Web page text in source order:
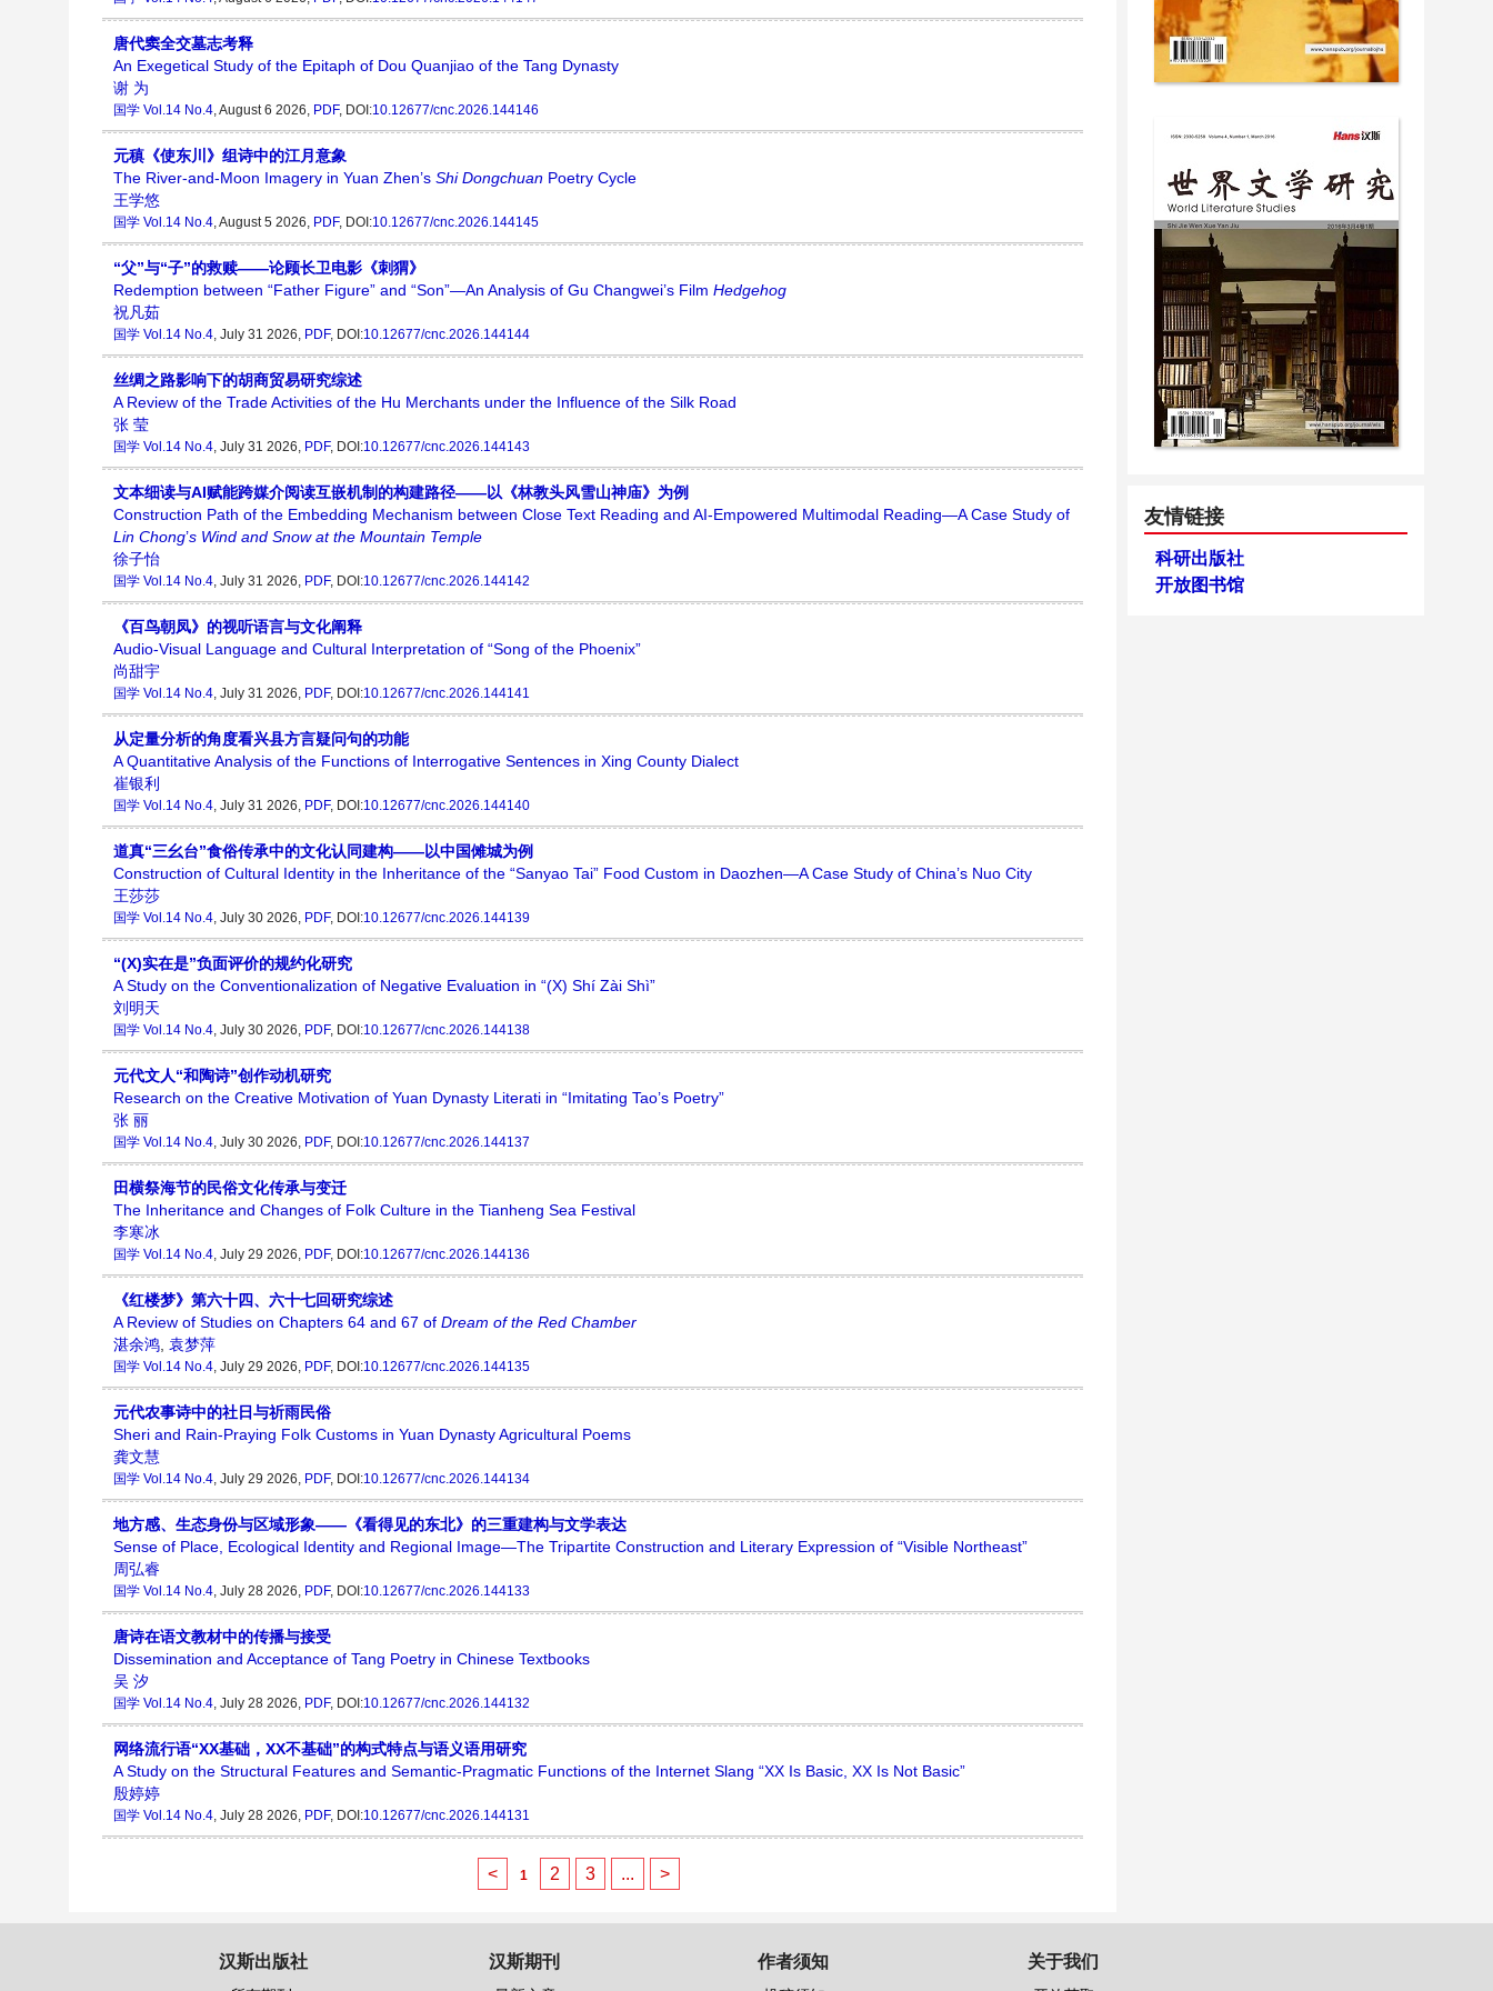
唐代窦全交墓志考释
An Exegetical Study of the Epitaph of Dou Quanjiao of the Tang Dynasty
谢 为
国学 Vol.14 No.4, August 6 2026, PDF, DOI:10.12677/cnc.2026.144146
元稹《使东川》组诗中的江月意象
The River-and-Moon Imagery in Yuan Zhen’s Shi Dongchuan Poetry Cycle
王学悠
国学 Vol.14 No.4, August 5 2026, PDF, DOI:10.12677/cnc.2026.144145
“父”与“子”的救赎——论顾长卫电影《刺猬》
Redemption between “Father Figure” and “Son”—An Analysis of Gu Changwei’s Film Hedgehog
祝凡茹
国学 Vol.14 No.4, July 31 2026, PDF, DOI:10.12677/cnc.2026.144144
丝绸之路影响下的胡商贸易研究综述
A Review of the Trade Activities of the Hu Merchants under the Influence of the Silk Road
张 莹
国学 Vol.14 No.4, July 31 2026, PDF, DOI:10.12677/cnc.2026.144143
文本细读与AI赋能跨媒介阅读互嵌机制的构建路径——以《林教头风雪山神庙》为例
Construction Path of the Embedding Mechanism between Close Text Reading and AI-Empowered Multimodal Reading—A Case Study of
Lin Chong’s Wind and Snow at the Mountain Temple
徐子怡
国学 Vol.14 No.4, July 31 2026, PDF, DOI:10.12677/cnc.2026.144142
《百鸟朝凤》的视听语言与文化阐释
Audio-Visual Language and Cultural Interpretation of “Song of the Phoenix”
尚甜宇
国学 Vol.14 No.4, July 31 2026, PDF, DOI:10.12677/cnc.2026.144141
从定量分析的角度看兴县方言疑问句的功能
A Quantitative Analysis of the Functions of Interrogative Sentences in Xing County Dialect
崔银利
国学 Vol.14 No.4, July 31 2026, PDF, DOI:10.12677/cnc.2026.144140
道真“三幺台”食俗传承中的文化认同建构——以中国傩城为例
Construction of Cultural Identity in the Inheritance of the “Sanyao Tai” Food Custom in Daozhen—A Case Study of China’s Nuo City
王莎莎
国学 Vol.14 No.4, July 30 2026, PDF, DOI:10.12677/cnc.2026.144139
“(X)实在是”负面评价的规约化研究
A Study on the Conventionalization of Negative Evaluation in “(X) Shí Zài Shì”
刘明天
国学 Vol.14 No.4, July 30 2026, PDF, DOI:10.12677/cnc.2026.144138
元代文人“和陶诗”创作动机研究
Research on the Creative Motivation of Yuan Dynasty Literati in “Imitating Tao’s Poetry”
张 丽
国学 Vol.14 No.4, July 30 2026, PDF, DOI:10.12677/cnc.2026.144137
田横祭海节的民俗文化传承与变迁
The Inheritance and Changes of Folk Culture in the Tianheng Sea Festival
李寒冰
国学 Vol.14 No.4, July 29 2026, PDF, DOI:10.12677/cnc.2026.144136
《红楼梦》第六十四、六十七回研究综述
A Review of Studies on Chapters 64 and 67 of Dream of the Red Chamber
湛余鸿, 袁梦萍
国学 Vol.14 No.4, July 29 2026, PDF, DOI:10.12677/cnc.2026.144135
元代农事诗中的社日与祈雨民俗
Sheri and Rain-Praying Folk Customs in Yuan Dynasty Agricultural Poems
龚文慧
国学 Vol.14 No.4, July 29 2026, PDF, DOI:10.12677/cnc.2026.144134
地方感、生态身份与区域形象——《看得见的东北》的三重建构与文学表达
Sense of Place, Ecological Identity and Regional Image—The Tripartite Construction and Literary Expression of “Visible Northeast”
周弘睿
国学 Vol.14 No.4, July 28 2026, PDF, DOI:10.12677/cnc.2026.144133
唐诗在语文教材中的传播与接受
Dissemination and Acceptance of Tang Poetry in Chinese Textbooks
吴 汐
国学 Vol.14 No.4, July 28 2026, PDF, DOI:10.12677/cnc.2026.144132
网络流行语“XX基础，XX不基础”的构式特点与语义语用研究
A Study on the Structural Features and Semantic-Pragmatic Functions of the Internet Slang “XX Is Basic, XX Is Not Basic”
殷婷婷
国学 Vol.14 No.4, July 28 2026, PDF, DOI:10.12677/cnc.2026.144131
< 1 2 3 ... >
友情链接
科研出版社
开放图书馆
汉斯出版社 汉斯期刊 作者须知 关于我们